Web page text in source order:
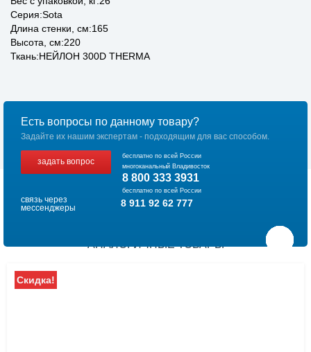
Серия:Sota
Длина стенки, см:165
Высота, см:220
Ткань:НЕЙЛОН 300D THERMA
Есть вопросы по данному товару?
Задайте их нашим экспертам - подходящим для вас способом.
задать вопрос
бесплатно по всей России
многоканальный Владивосток
8 800 333 3931
бесплатно по всей России
связь через
мессенджеры
8 911 92 62 777
АНАЛОГИЧНЫЕ ТОВАРЫ
Скидка!